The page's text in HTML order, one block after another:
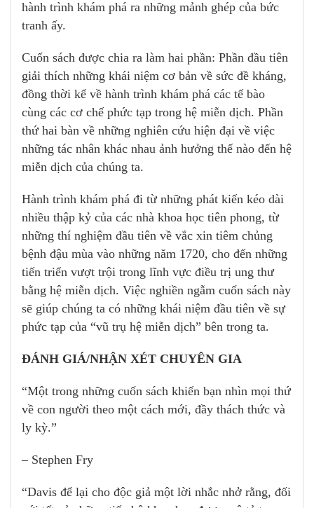
hành trình khám phá ra những mảnh ghép của bức
tranh ấy.
Cuốn sách được chia ra làm hai phần: Phần đầu tiên
giải thích những khái niệm cơ bản về sức đề kháng,
đồng thời kể về hành trình khám phá các tế bào
cùng các cơ chế phức tạp trong hệ miễn dịch. Phần
thứ hai bàn về những nghiên cứu hiện đại về việc
những tác nhân khác nhau ảnh hưởng thế nào đến hệ
miễn dịch của chúng ta.
Hành trình khám phá đi từ những phát kiến kéo dài
nhiều thập kỷ của các nhà khoa học tiên phong, từ
những thí nghiệm đầu tiên về vắc xin tiêm chủng
bệnh đậu mùa vào những năm 1720, cho đến những
tiến triển vượt trội trong lĩnh vực điều trị ung thư
bằng hệ miễn dịch. Việc nghiền ngẫm cuốn sách này
sẽ giúp chúng ta có những khái niệm đầu tiên về sự
phức tạp của “vũ trụ hệ miễn dịch” bên trong ta.
ĐÁNH GIÁ/NHẬN XÉT CHUYÊN GIA
“Một trong những cuốn sách khiến bạn nhìn mọi thứ
về con người theo một cách mới, đầy thách thức và
ly kỳ.”
– Stephen Fry
“Davis để lại cho độc giả một lời nhắc nhở rằng, đối